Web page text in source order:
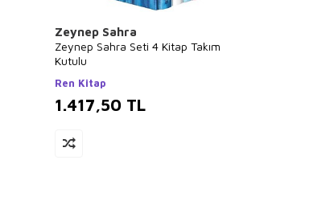
Zeynep Sahra
Zeynep Sahra Seti 4 Kitap Takım
Kutulu
Ren Kitap
1.417,50 TL